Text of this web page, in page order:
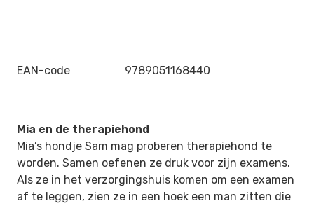
EAN-code 9789051168440
Mia en de therapiehond
Mia’s hondje Sam mag proberen therapiehond te
worden. Samen oefenen ze druk voor zijn examens.
Als ze in het verzorgingshuis komen om een examen
af te leggen, zien ze in een hoek een man zitten die